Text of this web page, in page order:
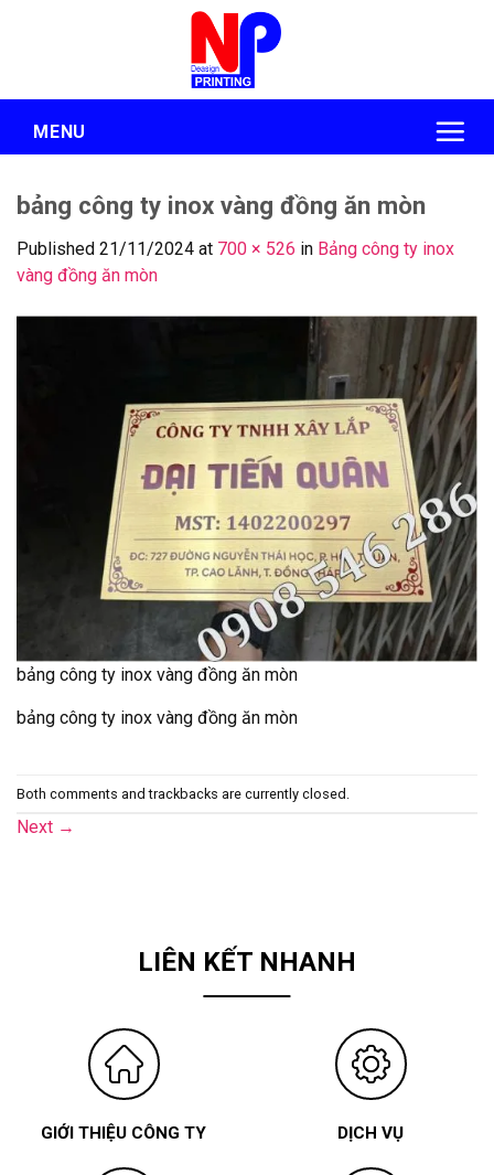
MENU
bảng công ty inox vàng đồng ăn mòn
Published 21/11/2024 at 700 × 526 in Bảng công ty inox
vàng đồng ăn mòn
bảng công ty inox vàng đồng ăn mòn
bảng công ty inox vàng đồng ăn mòn
Both comments and trackbacks are currently closed.
Next →
LIÊN KẾT NHANH
GIỚI THIỆU CÔNG TY DỊCH VỤ